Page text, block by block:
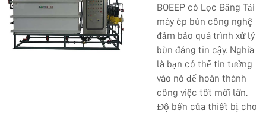
BOEEP có Lọc Băng Tải
máy ép bùn công nghệ
đảm bảo quá trình xử lý
bùn đáng tin cậy. Nghĩa
là bạn có thể tin tưởng
vào nó để hoàn thành
công việc tốt mỗi lần.
Độ bền của thiết bị cho